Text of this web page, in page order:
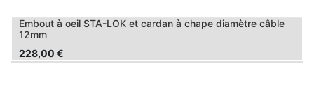
Embout à oeil STA-LOK et cardan à chape diamètre câble
12mm
228,00 €